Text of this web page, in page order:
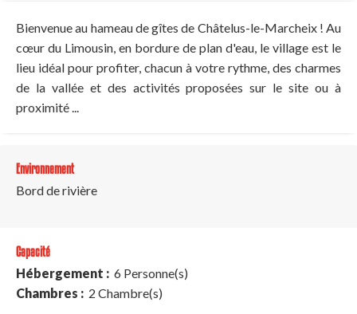
Bienvenue au hameau de gîtes de Châtelus-le-Marcheix ! Au
cœur du Limousin, en bordure de plan d'eau, le village est le
lieu idéal pour profiter, chacun à votre rythme, des charmes
de la vallée et des activités proposées sur le site ou à
proximité ...
Environnement
Bord de rivière
Capacité
Hébergement : 6 Personne(s)
Chambres : 2 Chambre(s)